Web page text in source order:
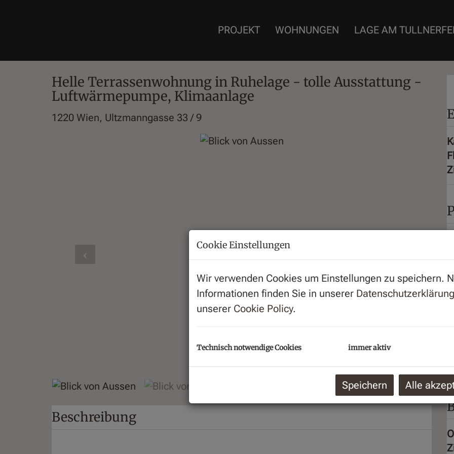
PROJEKT WOHNUNGEN LAGE AM
Helle Terrassenwohnung in Ruhelage - tolle Ausstattung -
Luftwärmepumpe, Klimaanlage
1220 Wien, Ultzmanngasse 33 / 9
Blick von Aussen
Beschreibung
Cookie Einstellungen
Wir verwenden Cookies um Einstellungen zu speichern.
Informationen finden Sie in unserer Datenschutzerklärung
unserer Cookie Policy.
Technisch notwendige Cookies immer aktiv
Speichern Alle